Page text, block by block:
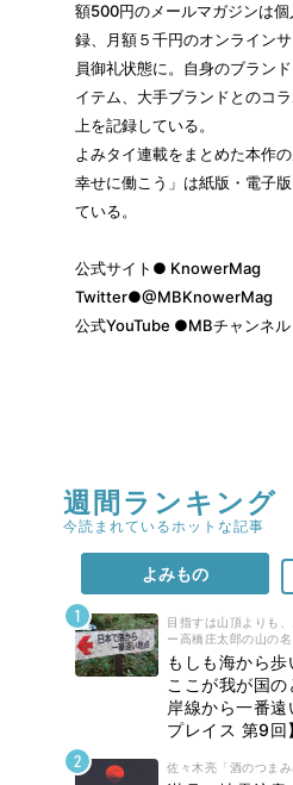
額500円のメールマガジンは
録、月額５千円のオンライン
員御礼状態に。自身のブラン
イテム、大手ブランドとのコ
上を記録している。
よみタイ連載をまとめた本作
幸せに働こう」は紙版・電子
ている。
公式サイト● KnowerMag
Twitter●@MBKnowerMag
公式YouTube ●MBチャンネル
週間ランキング
今読まれているホットな記事
よみもの
目指すは山頂よりも
ー高橋庄太郎の山の
もしも海から
ここが我が国
岸線から一番
プレイス 第9回】
佐々木亮「酒のつまみ